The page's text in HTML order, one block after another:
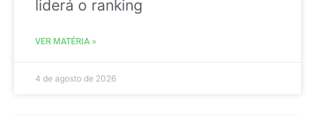
liderá o ranking
VER MATÉRIA »
4 de agosto de 2026